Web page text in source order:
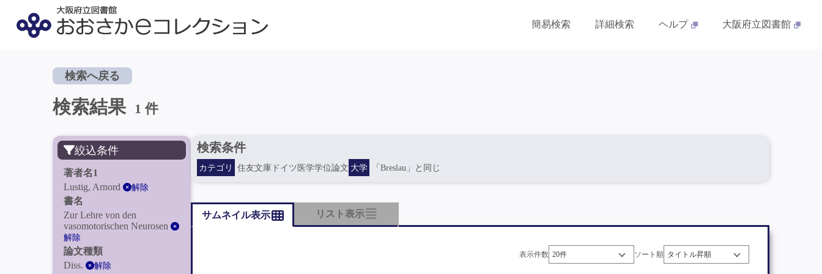
簡易検索 詳細検索 ヘルプ 大阪府立図書館
検索へ戻る
検索結果 1 件
絞込条件
著者名1
Lustig, Arnord
解除
書名
Zur Lehre von den
vasomotorischen Neurosen
解除
論文種類
Diss.
解除
検索条件
カテゴリ 住友文庫ドイツ医学学位論文 大学 「Breslau」と同じ
サムネイル表示 リスト表示
表示件数 ソート順